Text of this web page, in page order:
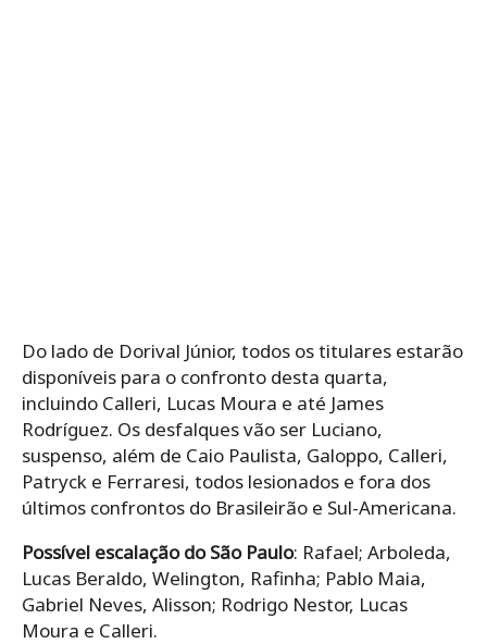
Do lado de Dorival Júnior, todos os titulares estarão
disponíveis para o confronto desta quarta,
incluindo Calleri, Lucas Moura e até James
Rodríguez. Os desfalques vão ser Luciano,
suspenso, além de Caio Paulista, Galoppo, Calleri,
Patryck e Ferraresi, todos lesionados e fora dos
últimos confrontos do Brasileirão e Sul-Americana.
Possível escalação do São Paulo: Rafael; Arboleda,
Lucas Beraldo, Welington, Rafinha; Pablo Maia,
Gabriel Neves, Alisson; Rodrigo Nestor, Lucas
Moura e Calleri.